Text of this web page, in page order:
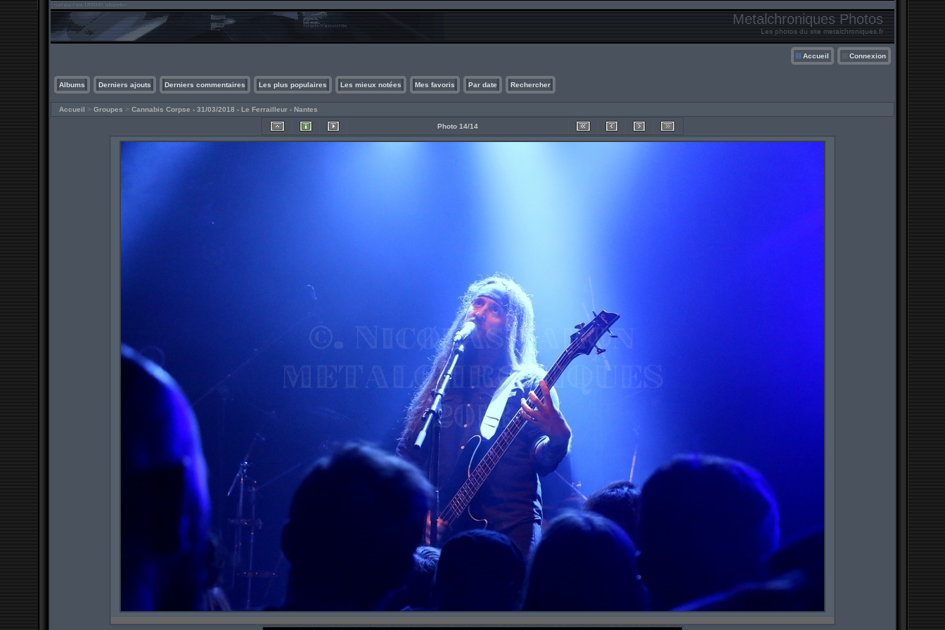
Metalchroniques Photos
Les photos du site metalchroniques.fr
Accueil Connexion
Albums Derniers ajouts Derniers commentaires Les plus populaires Les mieux notées Mes favoris Par date Rechercher
Accueil > Groupes > Cannabis Corpse - 31/03/2018 - Le Ferrailleur - Nantes
Photo 14/14